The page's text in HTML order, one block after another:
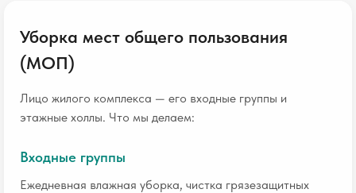
Уборка мест общего пользования
(МОП)
Лицо жилого комплекса — его входные группы и
этажные холлы. Что мы делаем:
Входные группы
Ежедневная влажная уборка, чистка грязезащитных